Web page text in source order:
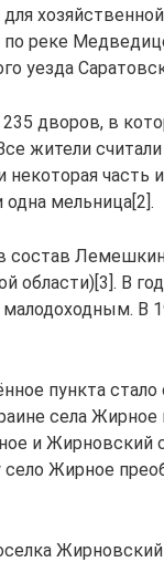
реке
уезда
235 дворов, в
жители
часть
одна мельница[2].
состав
области)[3]. В
В
пункта
села Жирное
и Жирновский
Жирное